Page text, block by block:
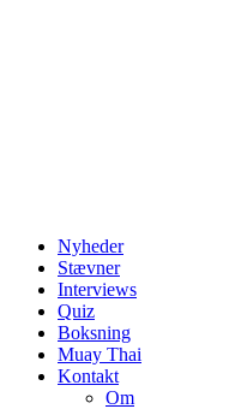
Nyheder
Stævner
Interviews
Quiz
Boksning
Muay Thai
Kontakt
Om